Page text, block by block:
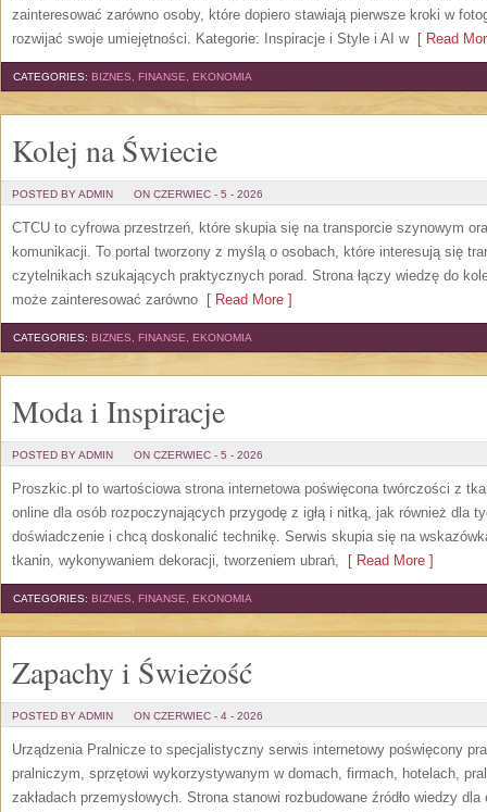
zainteresować zarówno osoby, które dopiero stawiają pierwsze kroki w
rozwijać swoje umiejętności. Kategorie: Inspiracje i Style i AI w[ Read
CATEGORIES: BIZNES, FINANSE, EKONOMIA
Kolej na Świecie
POSTED BY ADMIN ON CZERWIEC - 5 - 2026
CTCU to cyfrowa przestrzeń, które skupia się na transporcie szynowym
komunikacji. To portal tworzony z myślą o osobach, które interesują się
czytelnikach szukających praktycznych porad. Strona łączy wiedzę do
może zainteresować zarówno [ Read More ]
CATEGORIES: BIZNES, FINANSE, EKONOMIA
Moda i Inspiracje
POSTED BY ADMIN ON CZERWIEC - 5 - 2026
Proszkic.pl to wartościowa strona internetowa poświęcona twórczości z
online dla osób rozpoczynających przygodę z igłą i nitką, jak również dla
doświadczenie i chcą doskonalić technikę. Serwis skupia się na
tkanin, wykonywaniem dekoracji, tworzeniem ubrań, [ Read More ]
CATEGORIES: BIZNES, FINANSE, EKONOMIA
Zapachy i Świeżość
POSTED BY ADMIN ON CZERWIEC - 4 - 2026
Urządzenia Pralnicze to specjalistyczny serwis internetowy poświęcony
pralniczym, sprzętowi wykorzystywanym w domach, firmach, hotelach,
zakładach przemysłowych. Strona stanowi rozbudowane źródło wiedzy